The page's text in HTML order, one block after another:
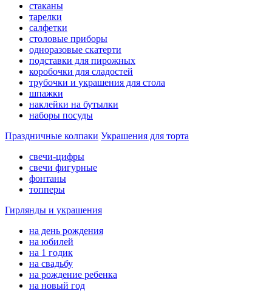
стаканы
тарелки
салфетки
столовые приборы
одноразовые скатерти
подставки для пирожных
коробочки для сладостей
трубочки и украшения для стола
шпажки
наклейки на бутылки
наборы посуды
Праздничные колпаки Украшения для торта
свечи-цифры
свечи фигурные
фонтаны
топперы
Гирлянды и украшения
на день рождения
на юбилей
на 1 годик
на свадьбу
на рождение ребенка
на новый год